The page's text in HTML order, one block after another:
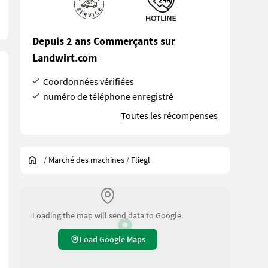
Depuis 2 ans Commerçants sur
Landwirt.com
Coordonnées vérifiées
numéro de téléphone enregistré
Toutes les récompenses
/ Marché des machines / Fliegl
Loading the map will send data to Google.
Load Google Maps